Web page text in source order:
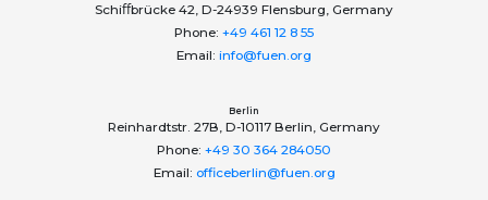
Schiﬀbrücke 42, D-24939 Flensburg, Germany
Phone: +49 461 12 8 55
Email: info@fuen.org
Berlin
Reinhardtstr. 27B, D-10117 Berlin, Germany
Phone: +49 30 364 284050
Email: officeberlin@fuen.org